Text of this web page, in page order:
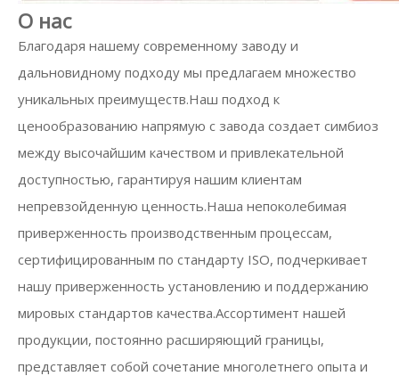
О нас
Благодаря нашему современному заводу и
дальновидному подходу мы предлагаем множество
уникальных преимуществ.Наш подход к
ценообразованию напрямую с завода создает симбиоз
между высочайшим качеством и привлекательной
доступностью, гарантируя нашим клиентам
непревзойденную ценность.Наша непоколебимая
приверженность производственным процессам,
сертифицированным по стандарту ISO, подчеркивает
нашу приверженность установлению и поддержанию
мировых стандартов качества.Ассортимент нашей
продукции, постоянно расширяющий границы,
представляет собой сочетание многолетнего опыта и